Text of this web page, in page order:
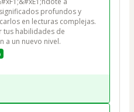
profundos y
en lecturas complejas.
tus habilidades de
a un nuevo nivel.